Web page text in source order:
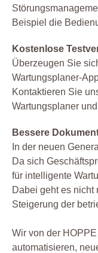
Beispiel die
Kostenlose
Überzeugen Sie
Wartungsplaner-
Kontaktieren Sie
Wartungsplaner
Bessere
In der neuen
Da sich
für intelligente
Dabei geht es nicht
Steigerung der
Wir von der
automatisieren,